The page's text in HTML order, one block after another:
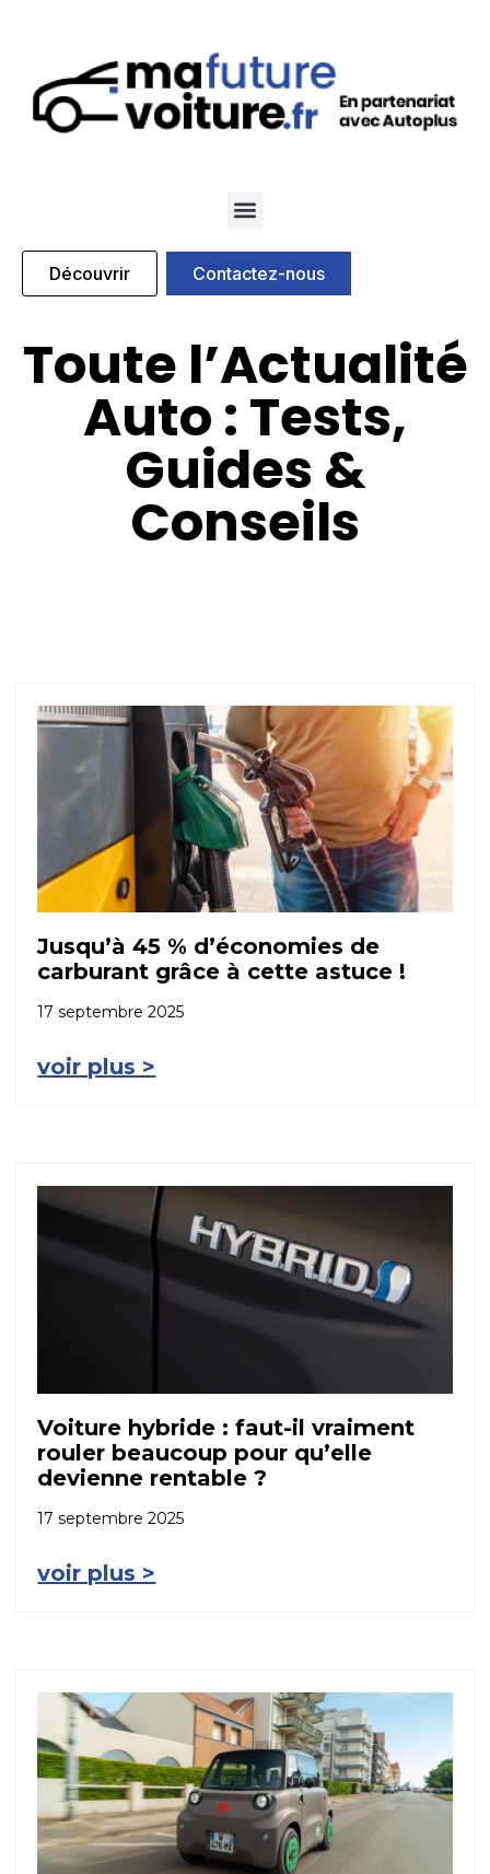
Découvrir Contactez-nous
Toute l’Actualité
Auto : Tests,
Guides &
Conseils
Jusqu’à 45 % d’économies de
carburant grâce à cette astuce !
17 septembre 2025
voir plus >
Voiture hybride : faut-il vraiment
rouler beaucoup pour qu’elle
devienne rentable ?
17 septembre 2025
voir plus >